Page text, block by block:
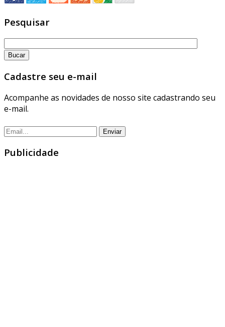
Pesquisar
Cadastre seu e-mail
Acompanhe as novidades de nosso site cadastrando seu
e-mail.
Publicidade